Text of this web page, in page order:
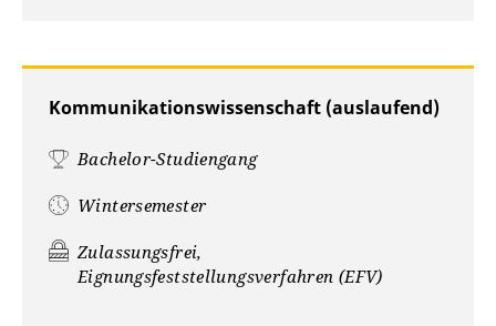
Kommunikationswissenschaft (auslaufend)
Bachelor-Studiengang
Wintersemester
Zulassungsfrei,
Eignungsfeststellungsverfahren (EFV)